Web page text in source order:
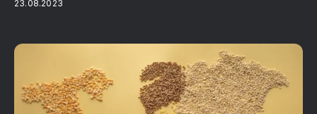
23.08.2023